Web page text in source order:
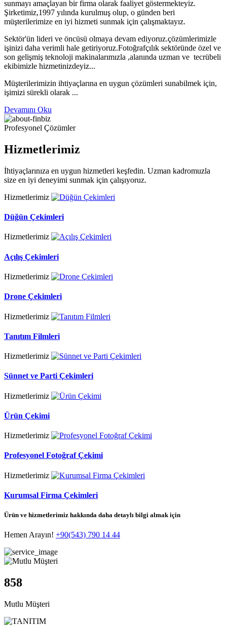
sunmayı amaçlayan bir firma olarak faaliyet göstermekteyiz.
Şirketimiz,1997 yılında kurulmuş olup, o günden beri
müşterilerimize en iyi hizmeti sunmak için çalışmaktayız.
Sektör'ün lideri ve öncüsü olmaya devam ediyoruz.çözümlerimizle
işinizi daha verimli hale getiriyoruz.Fotoğrafçılık sektöründe özel ve
son gelişmiş teknoloji makinalarımızla ,alanında uzman ve tecrübeli
ekibimizle hizmetinizdeyiz...
Müşterilerimizin ihtiyaçlarına en uygun çözümleri sunabilmek için,
işimizi sürekli olarak ...
Devamını Oku
Profesyonel Çözümler
Hizmetlerimiz
İhtiyaçlarınıza en uygun hizmetleri keşfedin. Uzman kadromuzla
size en iyi deneyimi sunmak için çalışıyoruz.
Hizmetlerimiz
Düğün Çekimleri
Hizmetlerimiz
Açılış Çekimleri
Hizmetlerimiz
Drone Çekimleri
Hizmetlerimiz
Tanıtım Filmleri
Hizmetlerimiz
Sünnet ve Parti Çekimleri
Hizmetlerimiz
Ürün Çekimi
Hizmetlerimiz
Profesyonel Fotoğraf Çekimi
Hizmetlerimiz
Kurumsal Firma Çekimleri
Ürün ve hizmetlerimiz hakkında daha detaylı bilgi almak için
Hemen Arayın! +90(543) 790 14 44
858
Mutlu Müşteri